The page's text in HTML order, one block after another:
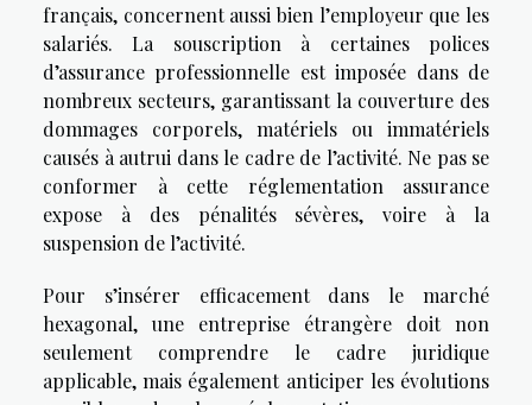
français, concernent aussi bien l’employeur que les
salariés. La souscription à certaines polices
d’assurance professionnelle est imposée dans de
nombreux secteurs, garantissant la couverture des
dommages corporels, matériels ou immatériels
causés à autrui dans le cadre de l’activité. Ne pas se
conformer à cette réglementation assurance
expose à des pénalités sévères, voire à la
suspension de l’activité.
Pour s’insérer efficacement dans le marché
hexagonal, une entreprise étrangère doit non
seulement comprendre le cadre juridique
applicable, mais également anticiper les évolutions